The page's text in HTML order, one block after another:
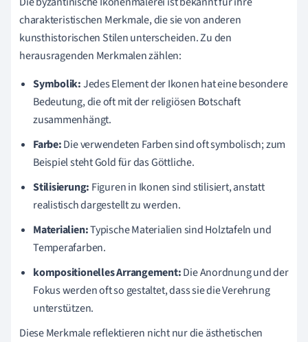
charakteristischen Merkmale, die sie von anderen
kunsthistorischen Stilen unterscheiden. Zu den
herausragenden Merkmalen zählen:
Symbolik:Jedes Element der Ikonen hat eine besondere
Bedeutung, die oft mit der religiösen Botschaft
zusammenhängt.
Farbe:Die verwendeten Farben sind oft symbolisch; zum
Beispiel steht Gold für das Göttliche.
Stilisierung: Figuren in Ikonen sind stilisiert, anstatt
realistisch dargestellt zu werden.
Materialien:Typische Materialien sind Holztafeln und
Temperafarben.
kompositionelles Arrangement:Die Anordnung und der
Fokus werden oft so gestaltet, dass sie die Verehrung
unterstützen.
Diese Merkmale reflektieren nicht nur die ästhetischen